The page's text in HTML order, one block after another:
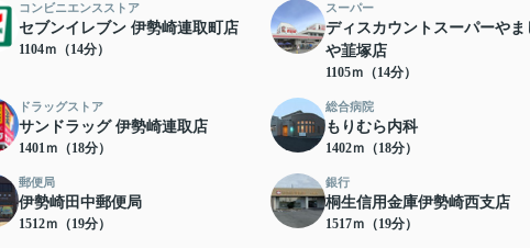
コンビニエンスストア
セブンイレブン 伊勢崎連取町店
1104ｍ（14分）
スーパー
ディスカウントスーパーやま
や韮塚店
1105ｍ（14分）
ドラッグストア
サンドラッグ 伊勢崎連取店
1401ｍ（18分）
総合病院
もりむら内科
1402ｍ（18分）
郵便局
伊勢崎田中郵便局
1512ｍ（19分）
銀行
桐生信用金庫伊勢崎西支店
1517ｍ（19分）